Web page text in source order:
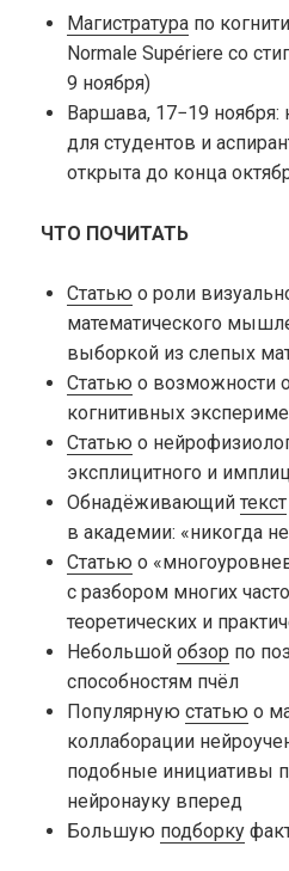
Магистратурапо
Normale Supériere со
9 ноября)
Варшава, 17−19 ноября:
для студентов и
открыта до конца
ЧТО ПОЧИТАТЬ
Статью о роли
математического
выборкой из слепых
Статью о возможности
когнитивных
Статью о
эксплицитного и
Обнадёживающий текст
в академии: «никогда
Статью о
с разбором многих
теоретических и
Небольшой обзор по
способностям пчёл
Популярную статью о
коллаборации
подобные инициативы
нейронауку вперед
Большую подборку